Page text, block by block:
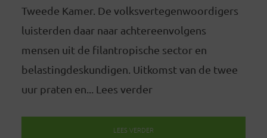
Tweede Kamer. De volksvertegenwoordigers
luisterden daar naar achtereenvolgens
mensen uit de filantropische sector en
belastingdeskundigen. Uitkomst van de twee
uur praten en... Lees verder
LEES VERDER